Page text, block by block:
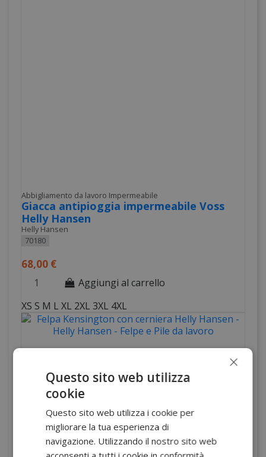
Abbigliamento da lavoro Impermeabile
Giacca antipioggia impermeabile Voss
Helly Hansen
Helly Hansen
70180
68,00 €
Aggiungi al carrello
XS S M L XL 2XL 3XL 4XL
×
Questo sito web utilizza
cookie
Questo sito web utilizza i cookie per
migliorare la tua esperienza di
navigazione. Utilizzando il nostro sito web